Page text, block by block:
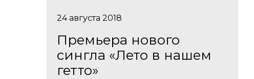
24 августа 2018
Премьера нового
сингла «Лето в нашем
гетто»